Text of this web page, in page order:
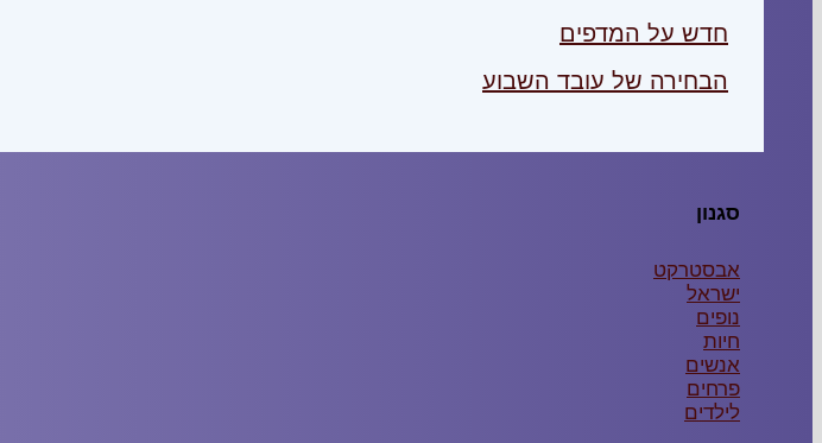
חדש על המדפים
הבחירה של עובד השבוע
סגנון
אבסטרקט
ישראל
נופים
חיות
אנשים
פרחים
לילדים